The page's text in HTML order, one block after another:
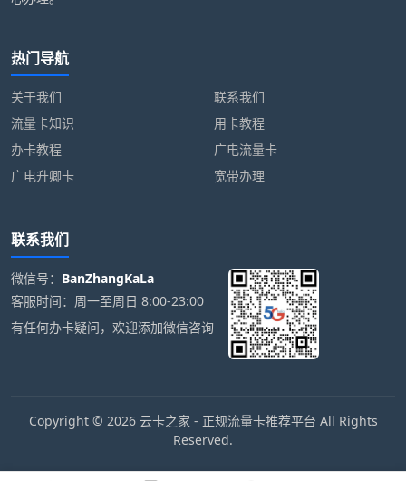
热门导航
关于我们
联系我们
流量卡知识
用卡教程
办卡教程
广电流量卡
广电升卿卡
宽带办理
联系我们
微信号： BanZhangKaLa
客服时间：周一至周日 8:00-23:00
有任何办卡疑问，欢迎添加微信咨询
Copyright © 2026 云卡之家 - 正规流量卡推荐平台 All Rights
Reserved.